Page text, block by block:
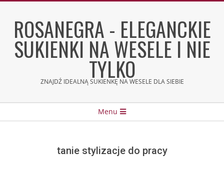
contentROSANEGRA - ELEGANCKIE
SUKIENKI NA WESELE I NIE
TYLKO
ZNAJDŹ IDEALNĄ SUKIENKĘ NA WESELE DLA SIEBIE
Menu
tanie stylizacje do pracy